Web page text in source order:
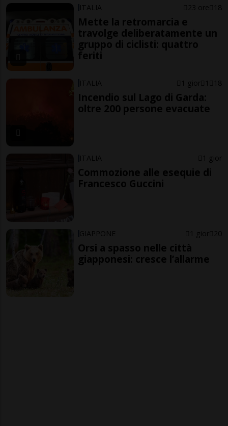
ITALIA 23 ore 18
Mette la retromarcia e
travolge deliberatamente un
gruppo di ciclisti: quattro
feriti
ITALIA 1 gior 1 18
Incendio sul Lago di Garda:
oltre 200 persone evacuate
ITALIA 1 gior
Commozione alle esequie di
Francesco Guccini
GIAPPONE 1 gior 20
Orsi a spasso nelle città
giapponesi: cresce l’allarme